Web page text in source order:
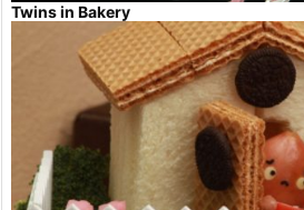
Twins in Bakery